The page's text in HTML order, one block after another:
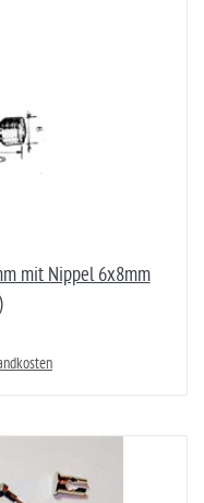
mit Nippel 6x8mm